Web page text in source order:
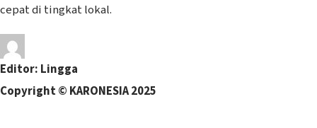
cepat di tingkat lokal.
Editor: Lingga
Copyright © KARONESIA 2025